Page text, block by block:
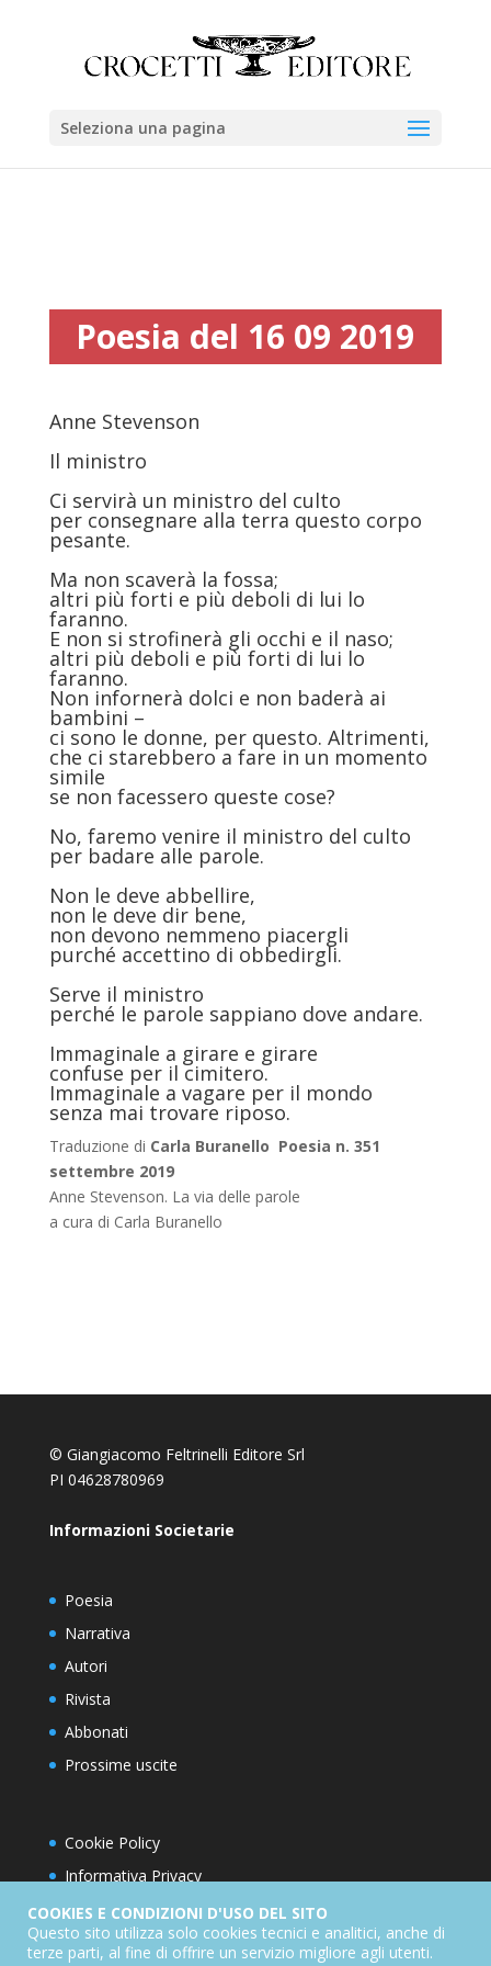
Seleziona una pagina
Poesia del 16 09 2019
Anne Stevenson
Il ministro
Ci servirà un ministro del culto
per consegnare alla terra questo corpo
pesante.
Ma non scaverà la fossa;
altri più forti e più deboli di lui lo
faranno.
E non si strofinerà gli occhi e il naso;
altri più deboli e più forti di lui lo
faranno.
Non infornerà dolci e non baderà ai
bambini –
ci sono le donne, per questo. Altrimenti,
che ci starebbero a fare in un momento
simile
se non facessero queste cose?
No, faremo venire il ministro del culto
per badare alle parole.
Non le deve abbellire,
non le deve dir bene,
non devono nemmeno piacergli
purché accettino di obbedirgli.
Serve il ministro
perché le parole sappiano dove andare.
Immaginale a girare e girare
confuse per il cimitero.
Immaginale a vagare per il mondo
senza mai trovare riposo.
Traduzione di Carla Buranello Poesia n. 351
settembre 2019
Anne Stevenson. La via delle parole
a cura di Carla Buranello
© Giangiacomo Feltrinelli Editore Srl
PI 04628780969
Informazioni Societarie
Poesia
Narrativa
Autori
Rivista
Abbonati
Prossime uscite
Cookie Policy
Informativa Privacy
Condizioni d’utilizzo del sito
Condizioni generali di abbonamento
COOKIES E CONDIZIONI D'USO DEL SITO
Questo sito utilizza solo cookies tecnici e analitici, anche di
terze parti, al fine di offrire un servizio migliore agli utenti.